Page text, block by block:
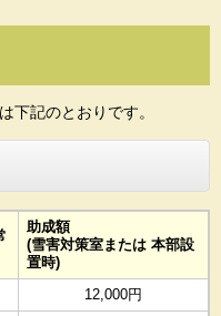
下記のとおりです。
助成額
(雪害対策室または 本部設
置時)
12,000円